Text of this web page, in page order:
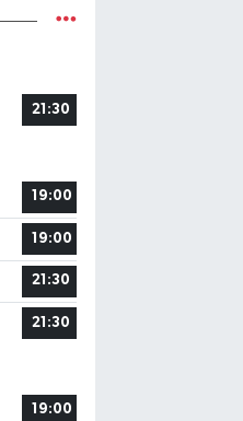
21:30
19:00
19:00
21:30
21:30
19:00